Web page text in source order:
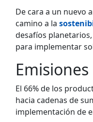
De cara a un nuevo
camino a la
desafíos
para implementar
El 66% de los
hacia cadenas de
implementación de